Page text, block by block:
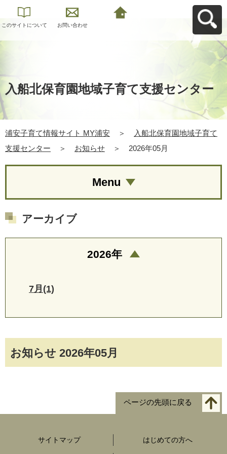
このサイトについて お問い合わせ
入船北保育園地域子育て支援センター
浦安子育て情報サイト MY浦安 ＞
入船北保育園地域子育て
支援センター
＞ お知らせ ＞ 2026年05月
お知らせ 2026年05月
Menu
アーカイブ
2026年
7月(1)
ページの先頭に戻る
サイトマップ はじめての方へ